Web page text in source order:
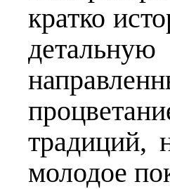
кратко
традиций,
молодое